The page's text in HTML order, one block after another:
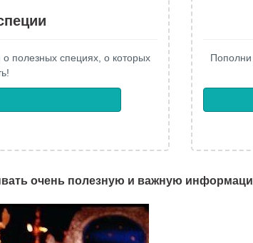
полезных специях, о которых
очень полезную и важную